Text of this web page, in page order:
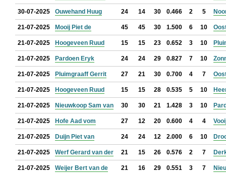
30-07-2025 Ouwehand Huug 24 14 30 0.466 2 5
21-07-2025 Mooij Piet de 45 45 30 1.500 6 10
21-07-2025 Hoogeveen Ruud 15 15 23 0.652 3 10
21-07-2025 Pardoen Eryk 24 24 29 0.827 7 10
21-07-2025 Pluimgraaff Gerrit 27 21 30 0.700 4 7
21-07-2025 Hoogeveen Ruud 15 15 28 0.535 5 10
21-07-2025 Nieuwkoop Sam van 30 30 21 1.428 3 10
21-07-2025 Hofe Aad vom 27 12 20 0.600 4 4
21-07-2025 Duijn Piet van 24 24 12 2.000 6 10
21-07-2025 Werf Gerard van der 21 15 26 0.576 2 7
21-07-2025 Weijer Bert van de 21 16 29 0.551 3 7